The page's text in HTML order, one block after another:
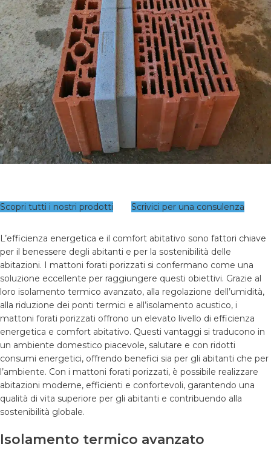
Scopri tutti i nostri prodotti Scrivici per una consulenza
L’efficienza energetica e il comfort abitativo sono fattori chiave
per il benessere degli abitanti e per la sostenibilità delle
abitazioni. I mattoni forati porizzati si confermano come una
soluzione eccellente per raggiungere questi obiettivi. Grazie al
loro isolamento termico avanzato, alla regolazione dell’umidità,
alla riduzione dei ponti termici e all’isolamento acustico, i
mattoni forati porizzati offrono un elevato livello di efficienza
energetica e comfort abitativo. Questi vantaggi si traducono in
un ambiente domestico piacevole, salutare e con ridotti
consumi energetici, offrendo benefici sia per gli abitanti che per
l’ambiente. Con i mattoni forati porizzati, è possibile realizzare
abitazioni moderne, efficienti e confortevoli, garantendo una
qualità di vita superiore per gli abitanti e contribuendo alla
sostenibilità globale.
Isolamento termico avanzato